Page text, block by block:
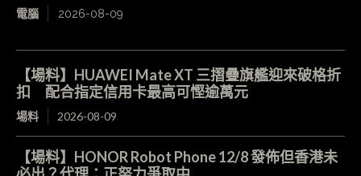
電腦 2026-08-09
【場料】HUAWEI Mate XT 三摺疊旗艦迎來破格折
扣 配合指定信用卡最高可慳逾萬元
場料 2026-08-09
【場料】HONOR Robot Phone 12/8 發佈但香港未